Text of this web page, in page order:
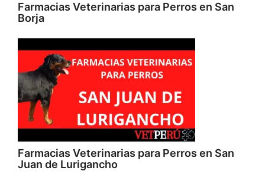
Farmacias Veterinarias para Perros en San
Borja
Farmacias Veterinarias para Perros en San
Juan de Lurigancho